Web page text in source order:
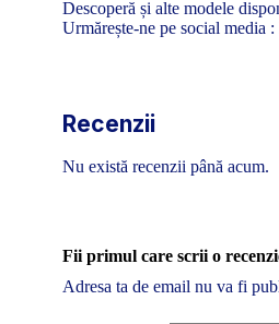
Descoperă și alte modele
Urmărește-ne pe social media :
Recenzii
Nu există recenzii până acum.
Fii primul care scrii o
Adresa ta de email nu va fi